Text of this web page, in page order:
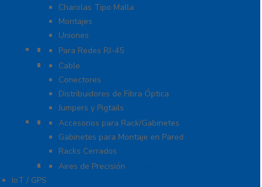
Charolas Tipo Malla
Montajes
Uniones
Conectores
Para Redes RJ-45
Fibra Óptica
Cable
Conectores
Distribuidores de Fibra Óptica
Jumpers y Pigtails
Rack y Gabinetes
Accesorios para Rack/Gabinetes
Gabinetes para Montaje en Pared
Racks Cerrados
Sistemas de Enfriamiento
Aires de Precisión
IoT / GPS